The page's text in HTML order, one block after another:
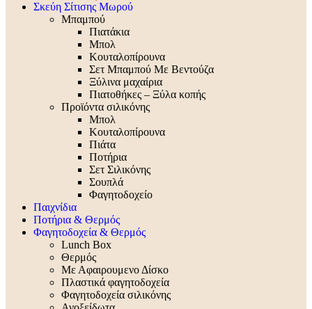
Σκεύη Σίτισης Μωρού
Μπαμπού
Πιατάκια
Μπολ
Κουταλοπίρουνα
Σετ Μπαμπού Με Βεντούζα
Ξύλινα μαχαίρια
Πιατοθήκες – Ξύλα κοπής
Προϊόντα σιλικόνης
Μπολ
Κουταλοπίρουνα
Πιάτα
Ποτήρια
Σετ Σιλικόνης
Σουπλά
Φαγητοδοχείο
Παιχνίδια
Ποτήρια & Θερμός
Φαγητοδοχεία & Θερμός
Lunch Box
Θερμός
Με Αφαιρουμενο Δίσκο
Πλαστικά φαγητοδοχεία
Φαγητοδοχεία σιλικόνης